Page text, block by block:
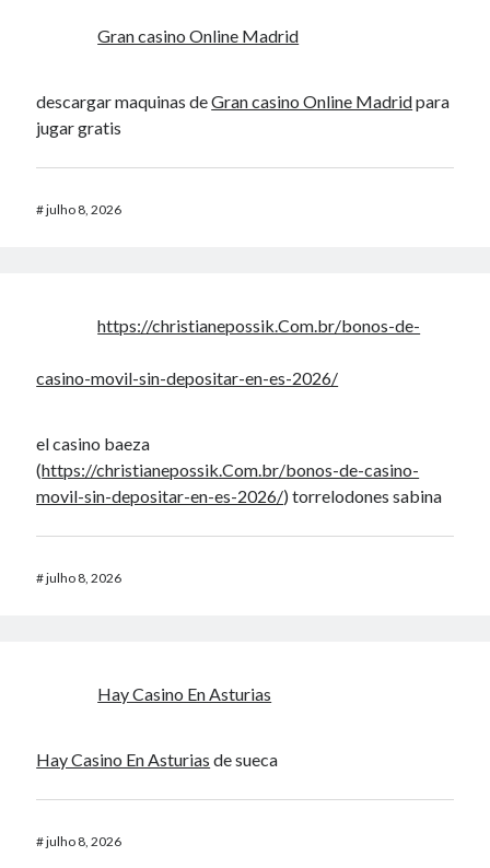
Gran casino Online Madrid
descargar maquinas deGran casino Online Madridpara
jugar gratis
#julho 8, 2026
https://christianepossik.Com.br/bonos-de-
casino-movil-sin-depositar-en-es-2026/
el casino baeza
(https://christianepossik.Com.br/bonos-de-casino-
movil-sin-depositar-en-es-2026/) torrelodones sabina
#julho 8, 2026
Hay Casino En Asturias
Hay Casino En Asturias de sueca
#julho 8, 2026